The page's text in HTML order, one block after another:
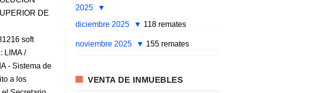
2025
diciembre 2025
118 remates
noviembre 2025 155 remates
VENTA DE INMUEBLES